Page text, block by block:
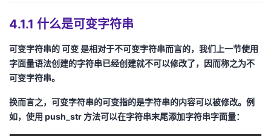
4.1.1 什么是可变字符串
可变字符串的可变是相对于不可变字符串而言的，我们上一节使用
字面量语法创建的字符串已经创建就不可以修改了，因而称之为不
可变字符串。
换而言之，可变字符串的可变指的是字符串的内容可以被修改。例
如，使用 push_str 方法可以在字符串末尾添加字符串字面量：